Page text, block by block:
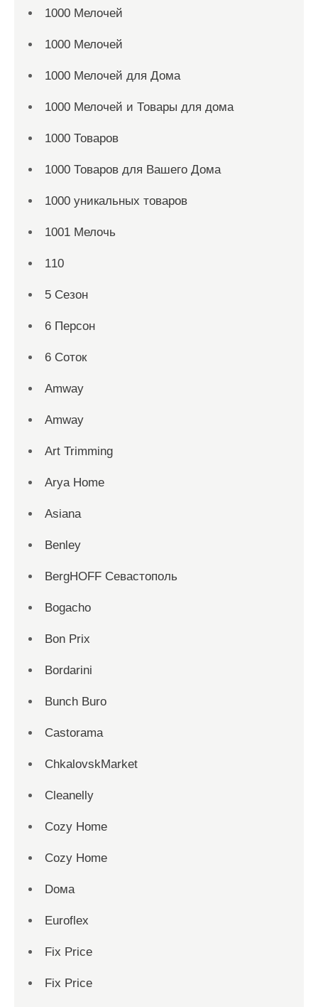
1000 Мелочей
1000 Мелочей
1000 Мелочей для Дома
1000 Мелочей и Товары для дома
1000 Товаров
1000 Товаров для Вашего Дома
1000 уникальных товаров
1001 Мелочь
110
5 Сезон
6 Персон
6 Соток
Amway
Amway
Art Trimming
Arya Home
Asiana
Benley
BergHOFF Севастополь
Bogacho
Bon Prix
Bordarini
Bunch Buro
Castorama
ChkalovskMarket
Cleanelly
Cozy Home
Cozy Home
Dома
Euroflex
Fix Price
Fix Price